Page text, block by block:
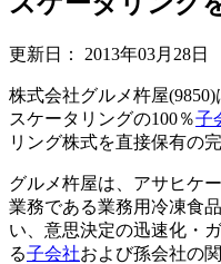
更新日： 2013年03月28日
株式会社グルメ杵屋(9850)
スケータリングの100％子
リング株式を直接保有の
グルメ杵屋は、アサヒケ
業務である業務用冷凍食
い、意思決定の迅速化・
る子会社および孫会社の